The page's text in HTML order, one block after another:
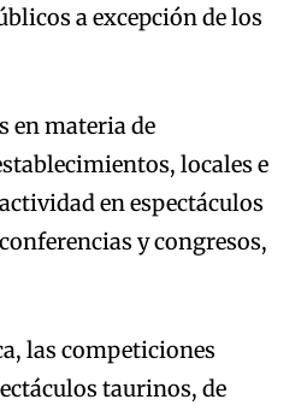
a excepción de los
en materia de
locales e
en espectáculos
y congresos,
las competiciones
taurinos, de